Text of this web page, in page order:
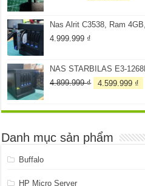
259.999 ₫.
là:
Nas Alrit C3538, Ram
4.999.999 ₫
NAS STARBILAS E3-
4.899.999₫
Giá
4.899.999 ₫.
4.599.999 ₫
Danh mục sản phẩm
Buffalo
HP Micro Server